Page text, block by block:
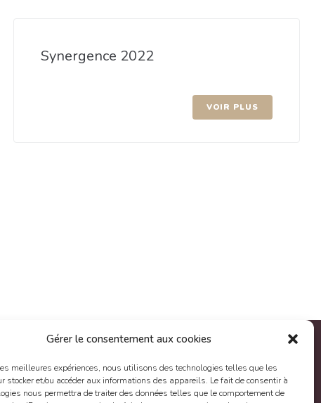
Gérer le consentement aux cookies
meilleures expériences, nous utilisons des technologies telles que les
stocker et/ou accéder aux informations des appareils. Le fait de consentir à
nous permettra de traiter des données telles que le comportement de
Synergence 2022
VOIR PLUS